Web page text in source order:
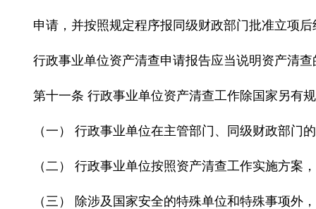
申请，并按照规定程序报同级财政部门批准立项
行政事业单位资产清查申请报告应当说明资产清
第十一条 行政事业单位资产清查工作除国家另有
（一） 行政事业单位在主管部门、同级财政部
（二） 行政事业单位按照资产清查工作实施方案
（三） 除涉及国家安全的特殊单位和特殊事项